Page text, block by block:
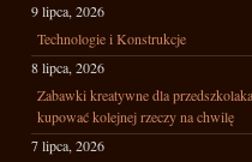
9 lipca, 2026
Technologie i Konstrukcje
8 lipca, 2026
Zabawki kreatywne dla
kupować kolejnej rzeczy na chwilę
7 lipca, 2026